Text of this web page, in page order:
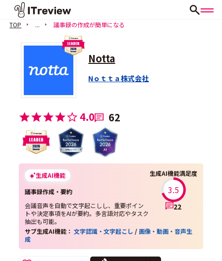
TOP ... 議事録の作成が簡単になる
Notta
Nｏｔｔａ株式会社
4.0 62
生成AI機能
議事録作成・要約
会議音声を自動で文字起こしし、重要ポイン
トや決定事項をAIが要約。多言語対応やタスク
抽出も可能。
生成AI機能満足度
3.5
22
サブ生成AI機能：文字認識・文字起こし / 画像・動画・音声生
成